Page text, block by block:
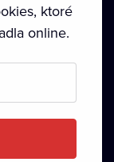
ktoré
online.